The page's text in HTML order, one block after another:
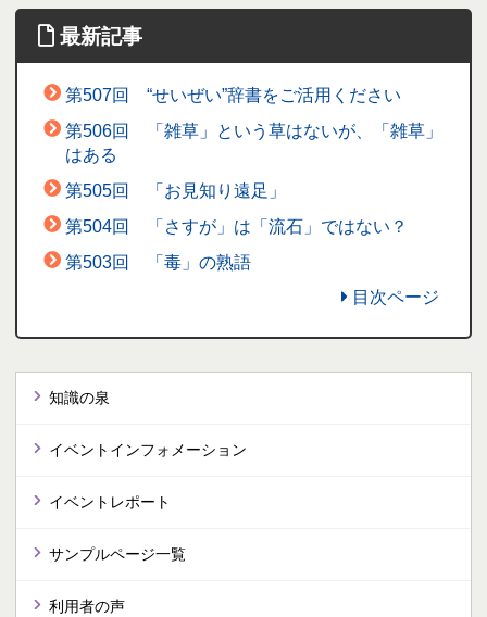
最新記事
第507回 “せいぜい”辞書をご活用ください
第506回 「雑草」という草はないが、「雑草」
はある
第505回 「お見知り遠足」
第504回 「さすが」は「流石」ではない？
第503回 「毒」の熟語
目次ページ
知識の泉
イベントインフォメーション
イベントレポート
サンプルページ一覧
利用者の声